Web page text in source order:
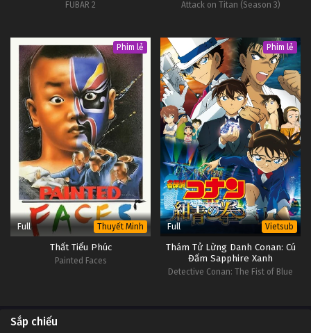
FUBAR 2 Attack on Titan (Season 3)
Phim lẻ
Full Thuyết Minh
Thất Tiểu Phúc
Painted Faces
Phim lẻ
Full Vietsub
Thám Tử Lừng Danh Conan: Cú
Đấm Sapphire Xanh
Detective Conan: The Fist of Blue
Sắp chiếu